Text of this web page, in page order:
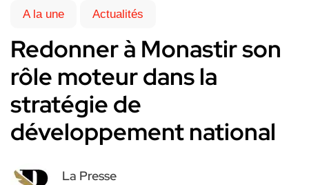
A la une Actualités
Redonner à Monastir son
rôle moteur dans la
stratégie de
développement national
La Presse